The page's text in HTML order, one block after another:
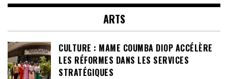
ARTS
CULTURE : MAME COUMBA DIOP ACCÉLÈRE
LES RÉFORMES DANS LES SERVICES
STRATÉGIQUES